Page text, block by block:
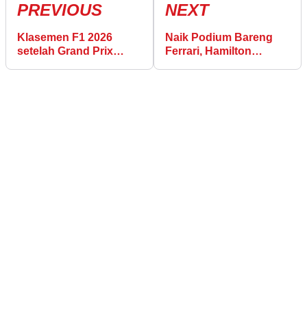
PREVIOUS
Klasemen F1 2026
setelah Grand Prix
NEXT
Naik Podium Bareng
Ferrari, Hamilton